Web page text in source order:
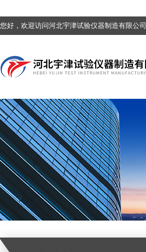
您好，欢迎访问河北宇津试验仪器制造有限公司